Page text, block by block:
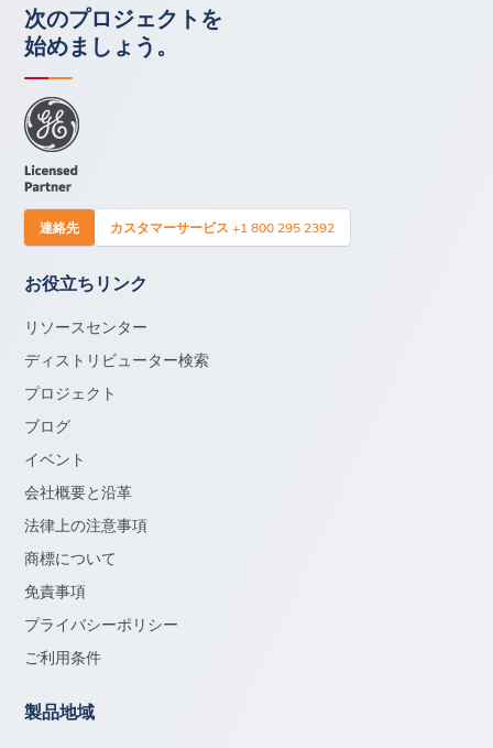
次のプロジェクトを
始めましょう。
連絡先 カスタマーサービス +1 800 295 2392
お役立ちリンク
リソースセンター
ディストリビューター検索
プロジェクト
ブログ
イベント
会社概要と沿革
法律上の注意事項
商標について
免責事項
プライバシーポリシー
ご利用条件
製品地域